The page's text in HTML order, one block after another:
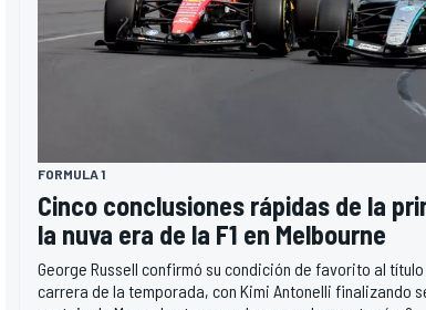
FORMULA 1
Cinco conclusiones rápidas de la
la nuva era de la F1 en Melbourne
George Russell confirmó su condición de favorito al
carrera de la temporada, con Kimi Antonelli finalizando